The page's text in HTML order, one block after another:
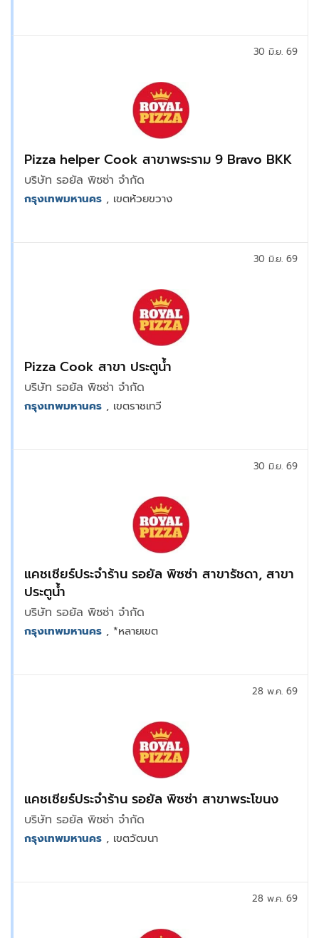
Pizza helper Cook สาขาพระราม 9 Bravo BKK
บริษัท รอยัล พิซซ่า จำกัด
30 มิ.ย. 69
กรุงเทพมหานคร , เขตห้วยขวาง
Pizza Cook สาขา ประตูน้ำ
บริษัท รอยัล พิซซ่า จำกัด
30 มิ.ย. 69
กรุงเทพมหานคร , เขตราชเทวี
แคชเชียร์ประจำร้าน รอยัล พิซซ่า สาขารัชดา, สาขา
ประตูน้ำ
บริษัท รอยัล พิซซ่า จำกัด
30 มิ.ย. 69
กรุงเทพมหานคร , *หลายเขต
แคชเชียร์ประจำร้าน รอยัล พิซซ่า สาขาพระโขนง
บริษัท รอยัล พิซซ่า จำกัด
28 พ.ค. 69
กรุงเทพมหานคร , เขตวัฒนา
28 พ.ค. 69